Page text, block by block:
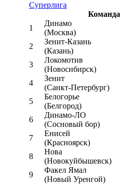
Суперлига
Команда
1
Динамо
(Москва)
2
Зенит-Казань
(Казань)
3
Локомотив
(Новосибирск)
4
Зенит
(Санкт-Петербург)
5
Белогорье
(Белгород)
6
Динамо-ЛО
(Сосновый бор)
7
Енисей
(Красноярск)
8
Нова
(Новокуйбышевск)
9
Факел Ямал
(Новый Уренгой)